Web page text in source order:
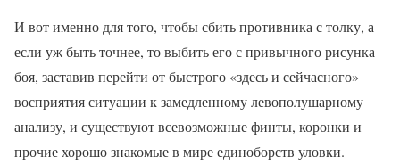
И вот именно для того, чтобы сбить противника с толку, а
если уж быть точнее, то выбить его с привычного рисунка
боя, заставив перейти от быстрого «здесь и сейчасного»
восприятия ситуации к замедленному левополушарному
анализу, и существуют всевозможные финты, коронки и
прочие хорошо знакомые в мире единоборств уловки.